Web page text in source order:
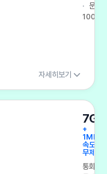
문자
100건
자세히보기
7GB
+
1Mbps
속도
무제한
통화